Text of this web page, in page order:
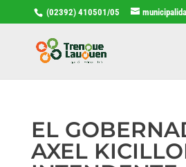
(02392) 410501/05
EL
AXEL